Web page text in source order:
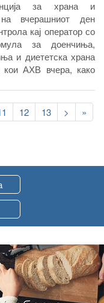
за храна и
вчерашниот ден
кај оператор со
за доенчиња,
и диететска храна
АХВ вчера, како
System for Food and
за пласиран
пазар.
Page
12 Page
13
Следна
страна
>
Last
page
»